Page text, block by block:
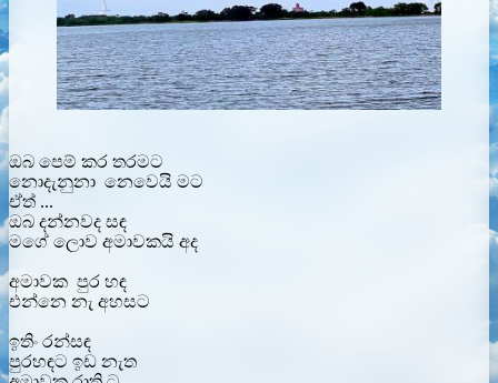
ඔබ පෙම් කර තරමට
නොදැනුනා නෙවෙයි මට
ඒත් ...
ඔබ දන්නවද සඳ
මගේ ලොව අමාවකයි අද
අමාවක පුර හඳ
එන්නෙ නැ අහසට
ඉතිං රන්සඳ
පුරහඳට ඉඩ නැත